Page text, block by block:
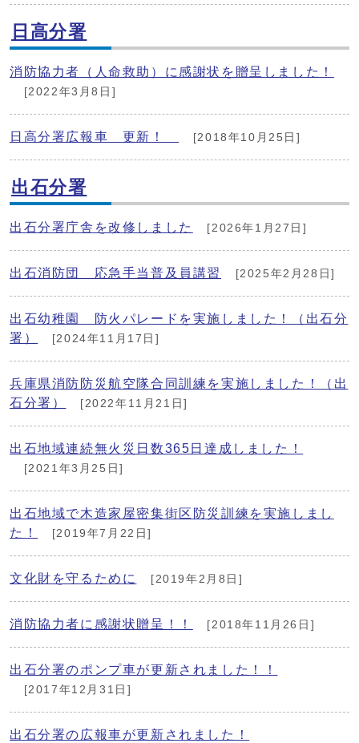
日高分署
消防協力者（人命救助）に感謝状を贈呈しました！
[2022年3月8日]
日高分署広報車 更新！ [2018年10月25日]
出石分署
出石分署庁舎を改修しました [2026年1月27日]
出石消防団 応急手当普及員講習 [2025年2月28日]
出石幼稚園 防火パレードを実施しました！（出石分
署）
[2024年11月17日]
兵庫県消防防災航空隊合同訓練を実施しました！（出
石分署）
[2022年11月21日]
出石地域連続無火災日数365日達成しました！
[2021年3月25日]
出石地域で木造家屋密集街区防災訓練を実施しまし
た！
[2019年7月22日]
文化財を守るために [2019年2月8日]
消防協力者に感謝状贈呈！！ [2018年11月26日]
出石分署のポンプ車が更新されました！！
[2017年12月31日]
出石分署の広報車が更新されました！